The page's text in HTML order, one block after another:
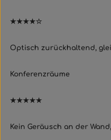
★★★★☆
Optisch zurückhaltend,
Konferenzräume
★★★★★
Kein Geräusch an der